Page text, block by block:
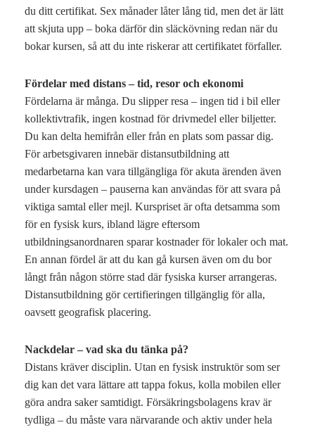
du ditt certifikat. Sex månader låter lång tid, men det är lätt
att skjuta upp – boka därför din släckövning redan när du
bokar kursen, så att du inte riskerar att certifikatet förfaller.
Fördelar med distans – tid, resor och ekonomi
Fördelarna är många. Du slipper resa – ingen tid i bil eller
kollektivtrafik, ingen kostnad för drivmedel eller biljetter.
Du kan delta hemifrån eller från en plats som passar dig.
För arbetsgivaren innebär distansutbildning att
medarbetarna kan vara tillgängliga för akuta ärenden även
under kursdagen – pauserna kan användas för att svara på
viktiga samtal eller mejl. Kurspriset är ofta detsamma som
för en fysisk kurs, ibland lägre eftersom
utbildningsanordnaren sparar kostnader för lokaler och mat.
En annan fördel är att du kan gå kursen även om du bor
långt från någon större stad där fysiska kurser arrangeras.
Distansutbildning gör certifieringen tillgänglig för alla,
oavsett geografisk placering.
Nackdelar – vad ska du tänka på?
Distans kräver disciplin. Utan en fysisk instruktör som ser
dig kan det vara lättare att tappa fokus, kolla mobilen eller
göra andra saker samtidigt. Försäkringsbolagens krav är
tydliga – du måste vara närvarande och aktiv under hela